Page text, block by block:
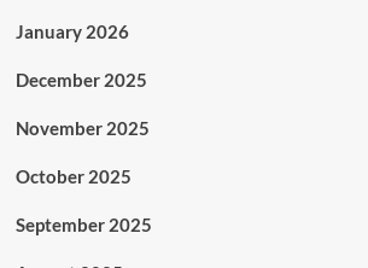
January 2026
December 2025
November 2025
October 2025
September 2025